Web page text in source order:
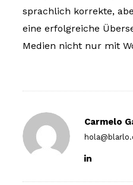
sprachlich korrekte,
eine erfolgreiche
Medien nicht nur mit
Carmelo